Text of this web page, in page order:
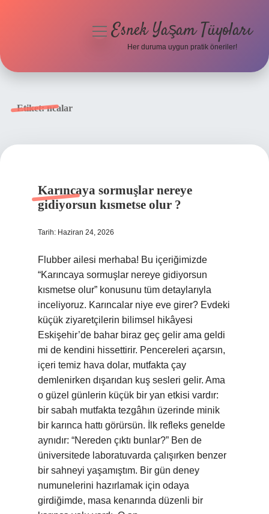
menüyüEsnek Yaşam Tüyoları
Her duruma uygun pratik öneriler!
Etiket:ncalar
Karıncaya sormuşlar nereye
gidiyorsun kısmetse olur ?
Tarih: Haziran 24, 2026
Flubber ailesi merhaba! Bu içeriğimizde
“Karıncaya sormuşlar nereye gidiyorsun
kısmetse olur” konusunu tüm detaylarıyla
inceliyoruz. Karıncalar niye eve girer? Evdeki
küçük ziyaretçilerin bilimsel hikâyesi
Eskişehir’de bahar biraz geç gelir ama geldi
mi de kendini hissettirir. Pencereleri açarsın,
içeri temiz hava dolar, mutfakta çay
demlenirken dışarıdan kuş sesleri gelir. Ama
o güzel günlerin küçük bir yan etkisi vardır:
bir sabah mutfakta tezgâhın üzerinde minik
bir karınca hattı görürsün. İlk refleks genelde
aynıdır: “Nereden çıktı bunlar?” Ben de
üniversitede laboratuvarda çalışırken benzer
bir sahneyi yaşamıştım. Bir gün deney
numunelerini hazırlamak için odaya
girdiğimde, masa kenarında düzenli bir